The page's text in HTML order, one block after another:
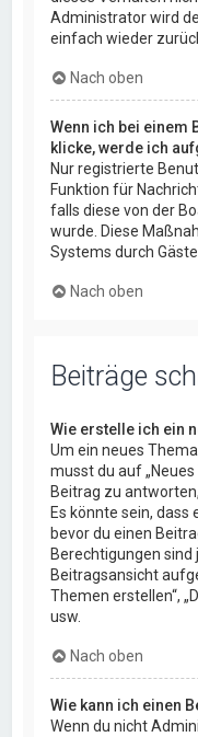
Administrator wird
einfach wieder
Nach oben
Wenn ich bei einem
klicke, werde ich
Nur registrierte
Funktion für
falls diese von der
wurde. Diese
Systems durch
Nach oben
Beiträge
Wie erstelle ich ein
Um ein neues
musst du auf
Beitrag zu
Es könnte sein,
bevor du einen
Berechtigungen sind
Beitragsansicht
Themen erstellen“,
usw.
Nach oben
Wie kann ich einen
Wenn du nicht